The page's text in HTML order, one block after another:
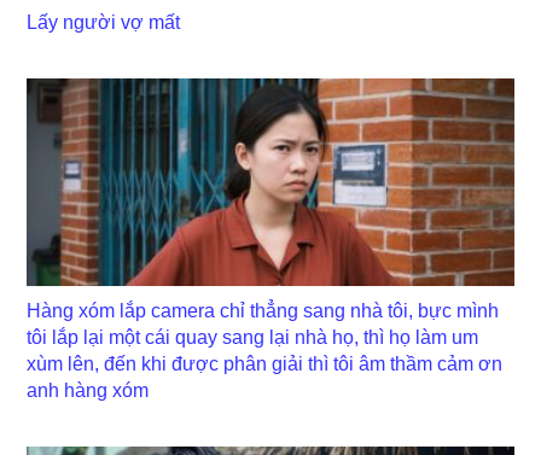
Lấy người vợ mất
Hàng xóm lắp camera chỉ thẳng sang nhà tôi, bực mình
tôi lắp lại một cái quay sang lại nhà họ, thì họ làm um
xùm lên, đến khi được phân giải thì tôi âm thầm cảm ơn
anh hàng xóm